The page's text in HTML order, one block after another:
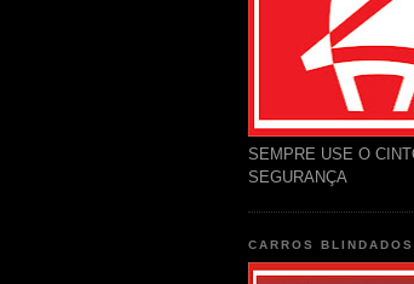
SEMPRE USE O
SEGURANÇA
CARROS BLINDADOS